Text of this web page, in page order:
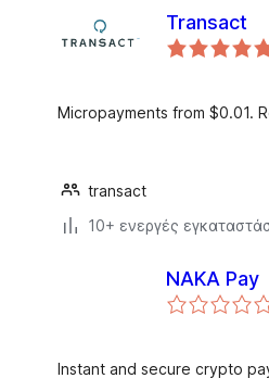
Transact
Micropayments from $0.01.
transact
10+ ενεργές
NAKA Pay
Instant and secure crypto